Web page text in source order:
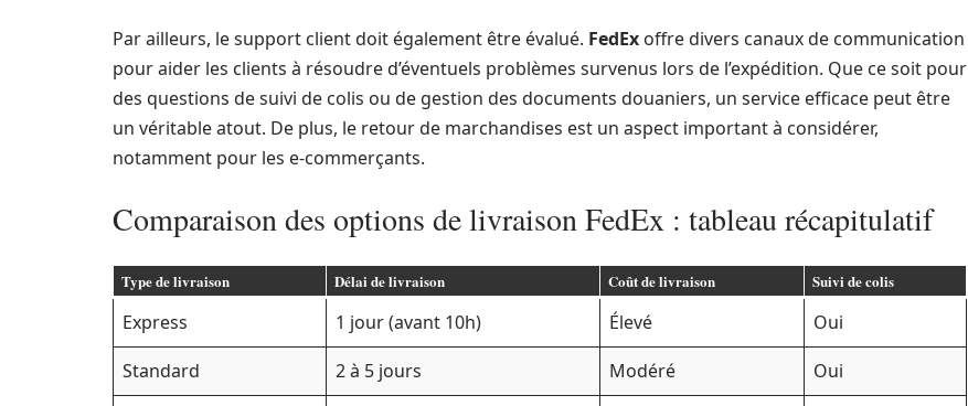
Par ailleurs, le support client doit également être évalué. FedEx offre divers canaux de communication
pour aider les clients à résoudre d’éventuels problèmes survenus lors de l’expédition. Que ce soit pour
des questions de suivi de colis ou de gestion des documents douaniers, un service efficace peut être
un véritable atout. De plus, le retour de marchandises est un aspect important à considérer,
notamment pour les e-commerçants.
Comparaison des options de livraison FedEx : tableau récapitulatif
Type de livraison Délai de livraison Coût de livraison Suivi de colis
Express 1 jour (avant 10h) Élevé
Oui
Standard
2 à 5 jours Modéré Oui